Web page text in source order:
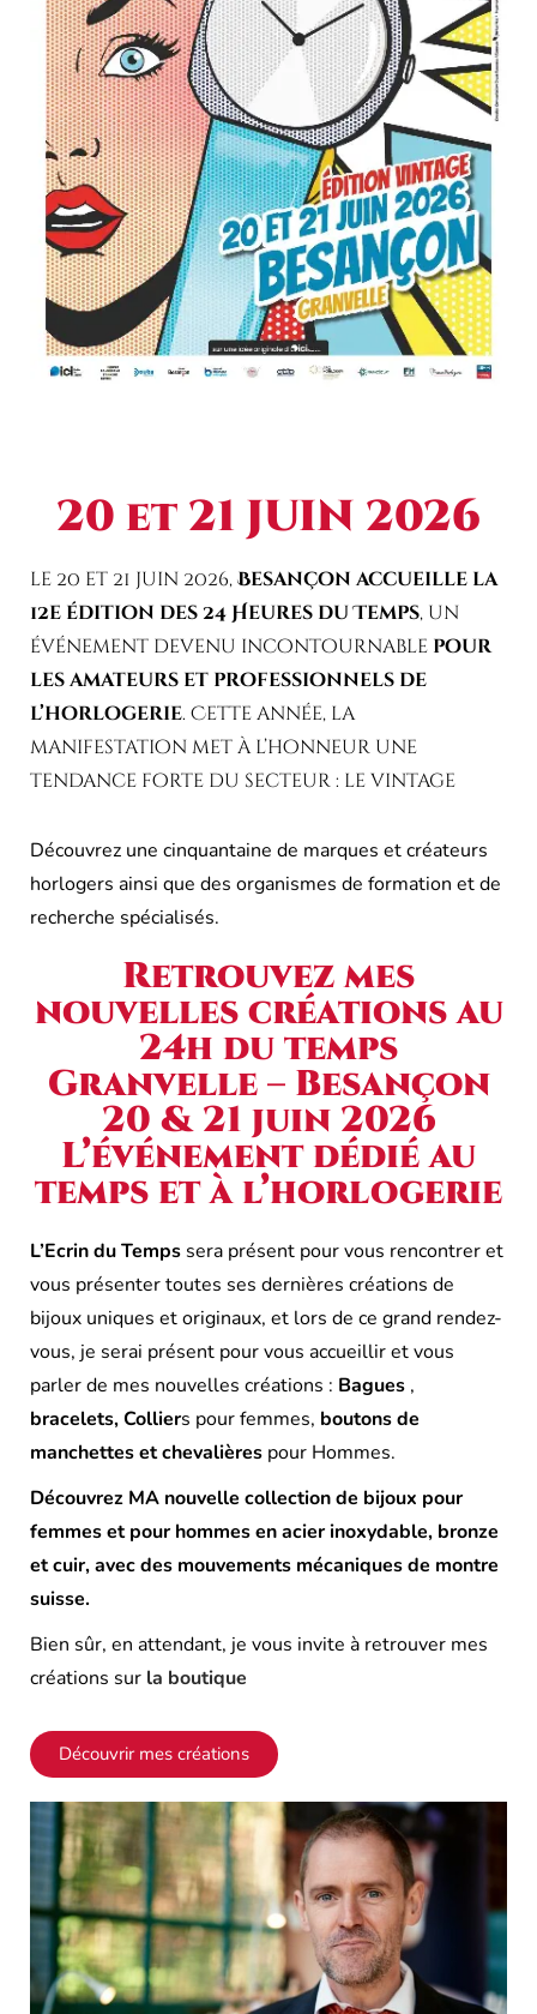
20 et 21 JUIN 2026
le 20 et 21 juin 2026,Besançon accueille la
12e édition des 24 Heures du Temps, un
événement devenu incontournable pour
les amateurs et professionnels de
l’horlogerie. Cette année, la
manifestation met à l’honneur une
tendance forte du secteur : le vintage
Découvrez une cinquantaine de marques et créateurs
horlogers ainsi que des organismes de formation et de
recherche spécialisés.
Retrouvez mes
nouvelles créations au
24h du temps
Granvelle – Besançon
20 & 21 juin 2026
L’événement dédié au
temps et à l’horlogerie
L’Ecrin du Temps sera présent pour vous rencontrer et
vous présenter toutes ses dernières créations de
bijoux uniques et originaux, et lors de ce grand rendez-
vous, je serai présent pour vous accueillir et vous
parler de mes nouvelles créations : Bagues ,
bracelets, Colliers pour femmes, boutons de
manchettes et chevalières pour Hommes.
Découvrez MA nouvelle collection de bijoux pour
femmes et pour hommes en acier inoxydable, bronze
et cuir, avec des mouvements mécaniques de montre
suisse.
Bien sûr, en attendant, je vous invite à retrouver mes
créations sur la boutique
Découvrir mes créations